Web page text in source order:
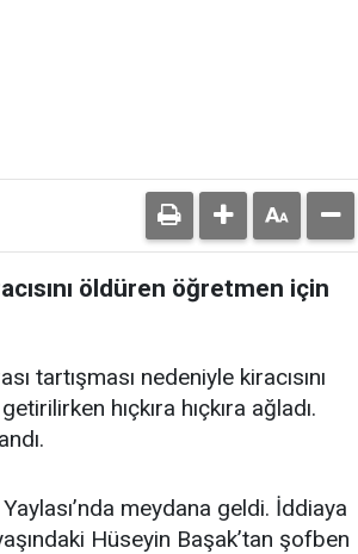
öldüren öğretmen için
tartışması nedeniyle kiracısını
hıçkıra hıçkıra ağladı.
meydana geldi. İddiaya
Hüseyin Başak’tan şofben